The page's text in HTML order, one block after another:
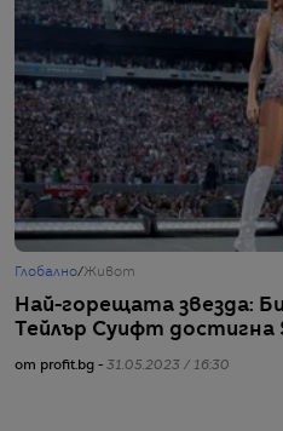
Глобално/Живот
Най-горещата звезда:
Тейлър Суифт достигна
от profit.bg - 31.05.2023 / 16:30